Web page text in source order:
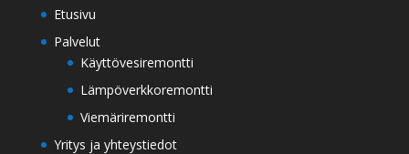
Etusivu
Palvelut
Käyttövesiremontti
Lämpöverkkoremontti
Viemäriremontti
Yritys ja yhteystiedot